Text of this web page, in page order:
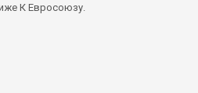
К Евросоюзу.